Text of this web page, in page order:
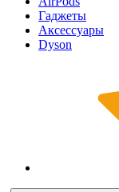
Гаджеты
Аксессуары
Dyson